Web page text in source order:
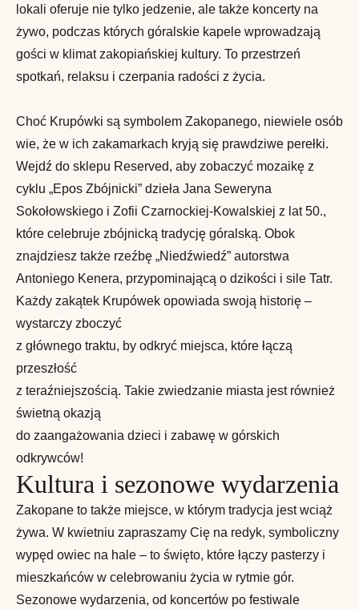
lokali oferuje nie tylko jedzenie, ale także koncerty na
żywo, podczas których góralskie kapele wprowadzają
gości w klimat zakopiańskiej kultury. To przestrzeń
spotkań, relaksu i czerpania radości z życia.
Choć Krupówki są symbolem Zakopanego, niewiele osób
wie, że w ich zakamarkach kryją się prawdziwe perełki.
Wejdź do sklepu Reserved, aby zobaczyć mozaikę z
cyklu „Epos Zbójnicki” dzieła Jana Seweryna
Sokołowskiego i Zofii Czarnockiej-Kowalskiej z lat 50.,
które celebruje zbójnicką tradycję góralską. Obok
znajdziesz także rzeźbę „Niedźwiedź” autorstwa
Antoniego Kenera, przypominającą o dzikości i sile Tatr.
Każdy zakątek Krupówek opowiada swoją historię –
wystarczy zboczyć
z głównego traktu, by odkryć miejsca, które łączą
przeszłość
z teraźniejszością. Takie zwiedzanie miasta jest również
świetną okazją
do zaangażowania dzieci i zabawę w górskich
odkrywców!
Kultura i sezonowe wydarzenia
Zakopane to także miejsce, w którym tradycja jest wciąż
żywa. W kwietniu zapraszamy Cię na redyk, symboliczny
wypęd owiec na hale – to święto, które łączy pasterzy i
mieszkańców w celebrowaniu życia w rytmie gór.
Sezonowe wydarzenia, od koncertów po festiwale